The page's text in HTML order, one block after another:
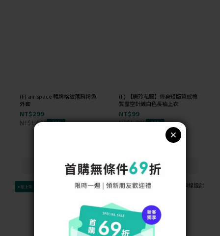
(F) air space 韓牌格紋落肩粉色
外套
NT$299
NT$1,000 -70%
(F) 【唐玲私服】修身短版質感棉
質露空針織白色長袖上衣
NT$99
NT$1,000 -90%
✦新上架 ✦新上架